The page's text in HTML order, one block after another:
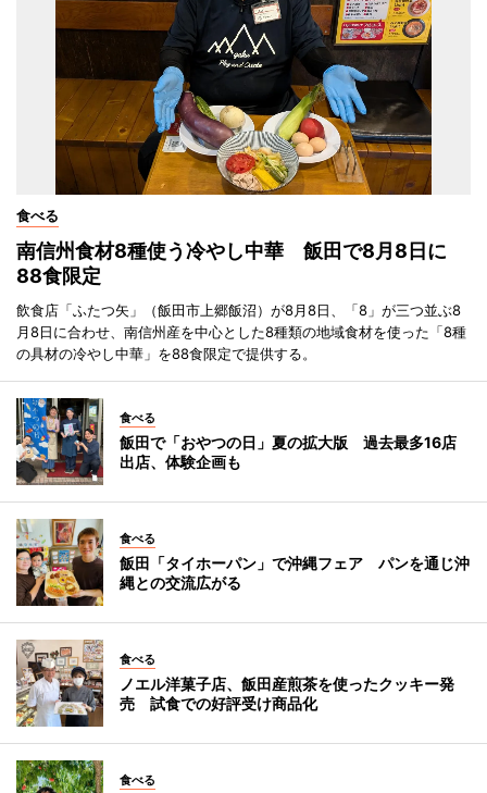
食べる
南信州食材8種使う冷やし中華 飯田で8月8日に
88食限定
飲食店「ふたつ矢」（飯田市上郷飯沼）が8月8日、「8」が三つ並ぶ8
月8日に合わせ、南信州産を中心とした8種類の地域食材を使った「8種
の具材の冷やし中華」を88食限定で提供する。
食べる
飯田で「おやつの日」夏の拡大版 過去最多16店
出店、体験企画も
食べる
飯田「タイホーパン」で沖縄フェア パンを通じ沖
縄との交流広がる
食べる
ノエル洋菓子店、飯田産煎茶を使ったクッキー発
売 試食での好評受け商品化
食べる